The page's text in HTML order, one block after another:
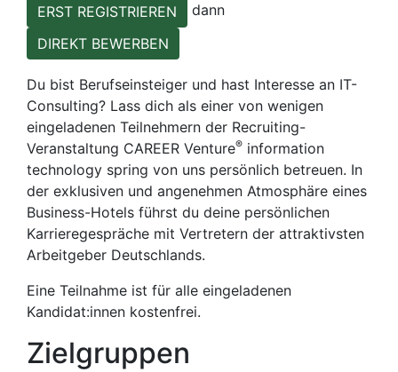
ERST REGISTRIEREN
dann
DIREKT BEWERBEN
Du bist Berufseinsteiger und hast Interesse an IT-
Consulting? Lass dich als einer von wenigen
eingeladenen Teilnehmern der Recruiting-
Veranstaltung CAREER Venture® information
technology spring von uns persönlich betreuen. In
der exklusiven und angenehmen Atmosphäre eines
Business-Hotels führst du deine persönlichen
Karrieregespräche mit Vertretern der attraktivsten
Arbeitgeber Deutschlands.
Eine Teilnahme ist für alle eingeladenen
Kandidat:innen kostenfrei.
Zielgruppen